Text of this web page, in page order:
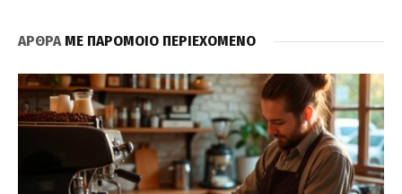
ΑΡΘΡΑΜΕ ΠΑΡΟΜΟΙΟ ΠΕΡΙΕΧΟΜΕΝΟ